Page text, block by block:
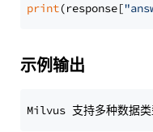
print(response[
示例输出